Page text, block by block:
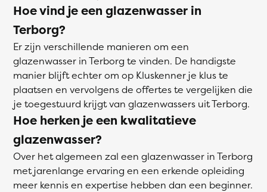
Hoe vind je een glazenwasser in
Terborg?
Er zijn verschillende manieren om een
glazenwasser in Terborg te vinden. De handigste
manier blijft echter om op Kluskenner je klus te
plaatsen en vervolgens de offertes te vergelijken die
je toegestuurd krijgt van glazenwassers uit Terborg.
Hoe herken je een kwalitatieve
glazenwasser?
Over het algemeen zal een glazenwasser in Terborg
met jarenlange ervaring en een erkende opleiding
meer kennis en expertise hebben dan een beginner.